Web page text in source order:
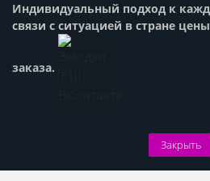
Индивидуальный подход к
связи с ситуацией в стране
заказа.
Закрыть